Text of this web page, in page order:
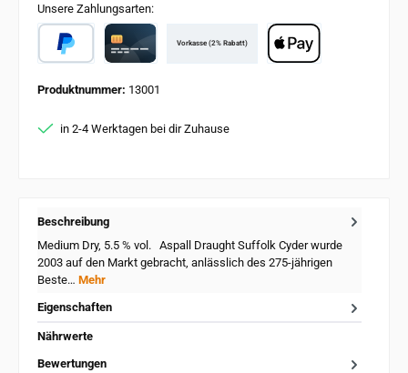
Unsere Zahlungsarten:
Vorkasse (2% Rabatt)
Produktnummer: 13001
in 2-4 Werktagen bei dir Zuhause
Beschreibung
Medium Dry, 5.5 % vol. Aspall Draught Suffolk Cyder wurde
2003 auf den Markt gebracht, anlässlich des 275-jährigen
Beste… Mehr
Eigenschaften
Nährwerte
Bewertungen